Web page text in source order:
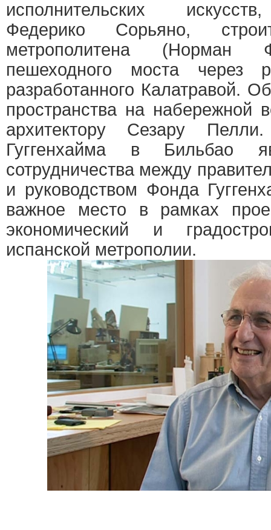
исполнительских
Федерико Сорьяно,
метрополитена
пешеходного моста через
разработанного Калатравой.
пространства на набережной
архитектору Сезару
Гуггенхайма в Бильбао
сотрудничества между
и руководством Фонда
важное место в рамках
экономический и
испанской метрополии.